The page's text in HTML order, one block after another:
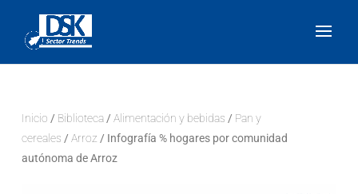
Inicio / Biblioteca/ Alimentación y bebidas / Pan y
cereales / Arroz / Infografía % hogares por comunidad
autónoma de Arroz